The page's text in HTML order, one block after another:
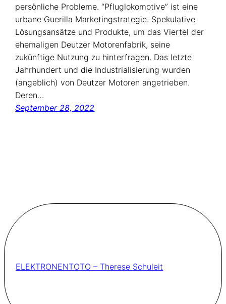
persönliche Probleme. “Pfluglokomotive” ist eine
urbane Guerilla Marketingstrategie. Spekulative
Lösungsansätze und Produkte, um das Viertel der
ehemaligen Deutzer Motorenfabrik, seine
zukünftige Nutzung zu hinterfragen. Das letzte
Jahrhundert und die Industrialisierung wurden
(angeblich) von Deutzer Motoren angetrieben.
Deren…
September 28, 2022
ELEKTRONENTOTO – Therese Schuleit